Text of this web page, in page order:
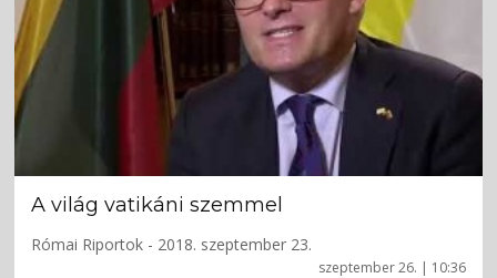
szeptember 26. | 10:36
A világ vatikáni szemmel
Római Riportok - 2018. szeptember 23.